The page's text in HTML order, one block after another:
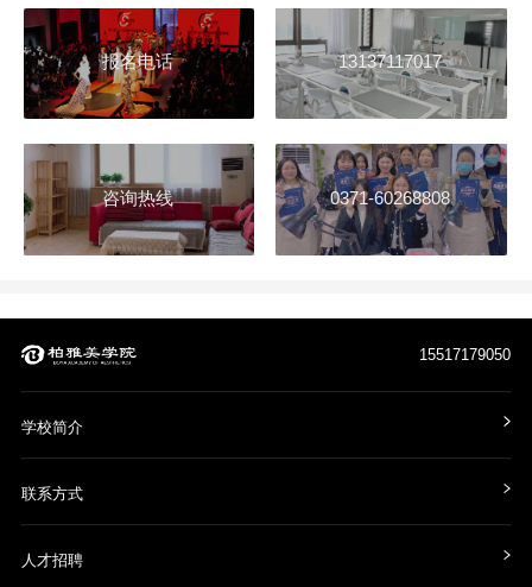
报名电话 13137117017
咨询热线 0371-60268808
15517179050
学校简介
联系方式
人才招聘